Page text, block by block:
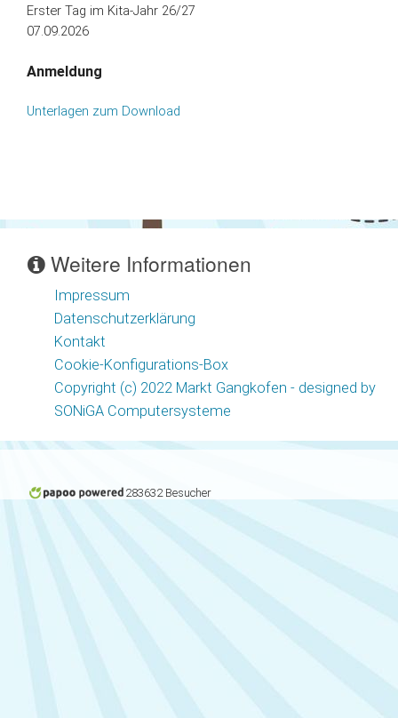
Erster Tag im Kita-Jahr 26/27
07.09.2026
Anmeldung
Unterlagen zum Download
Weitere Informationen
Impressum
Datenschutzerklärung
Kontakt
Cookie-Konfigurations-Box
Copyright (c) 2022 Markt Gangkofen - designed by
SONiGA Computersysteme
283632 Besucher